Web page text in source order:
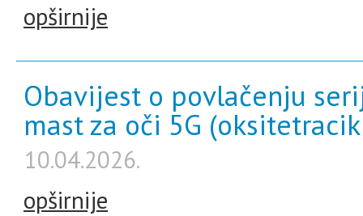
opširnije
Obavijest o povlačenju
mast za oči 5G
10.04.2026.
opširnije